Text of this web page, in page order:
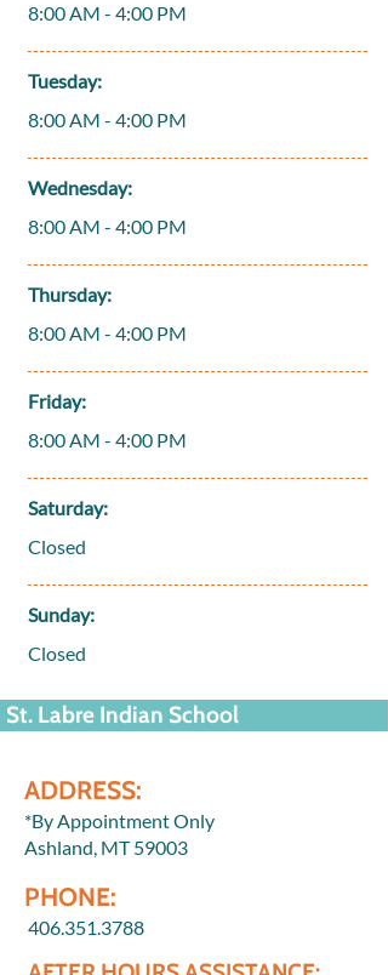
8:00 AM - 4:00 PM
Tuesday:
8:00 AM - 4:00 PM
Wednesday:
8:00 AM - 4:00 PM
Thursday:
8:00 AM - 4:00 PM
Friday:
8:00 AM - 4:00 PM
Saturday:
Closed
Sunday:
Closed
St. Labre Indian School
ADDRESS:
*By Appointment Only
Ashland, MT 59003
PHONE:
406.351.3788